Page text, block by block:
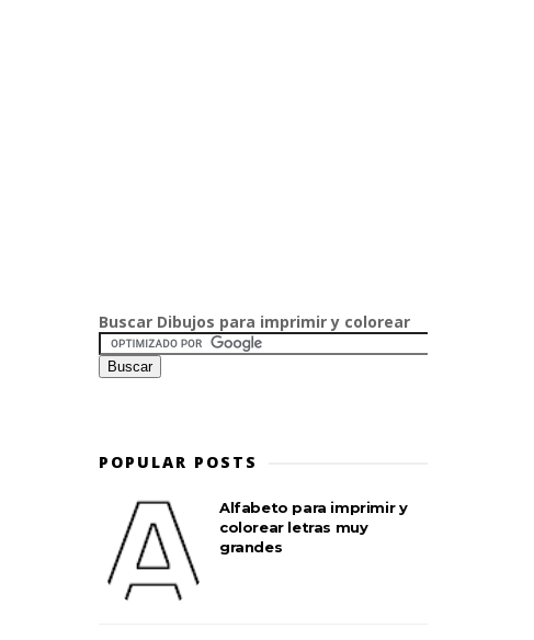
Buscar Dibujos para imprimir y colorear
POPULAR POSTS
Alfabeto para imprimir y
colorear letras muy
grandes